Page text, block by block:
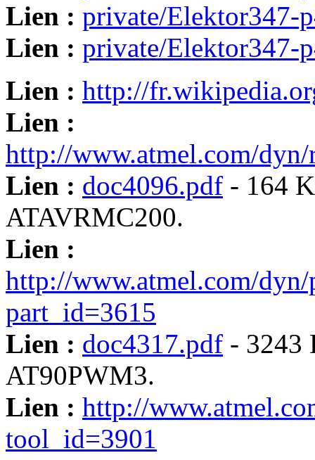
Lien : private/Elektor347-
Lien : private/Elektor347-
Lien : http://
Lien :
http://www.atmel.com/dyn/
Lien : doc4096.pdf - 164
ATAVRMC200.
Lien :
http://www.atmel.com/dyn/
part_id=3615
Lien : doc4317.pdf - 3243
AT90PWM3.
Lien : http://
tool_id=3901